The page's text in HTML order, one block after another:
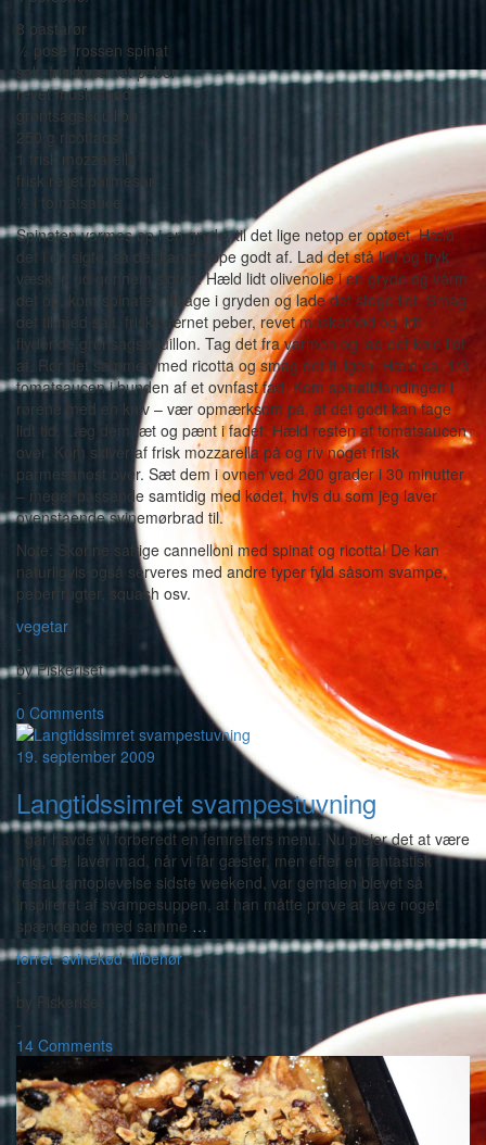
8 pastarør
½ pose frossen spinat
salt, friskkværnet peber
revet muskatnød
grøntsagsbouillon
250 g ricottaost
1 frisk mozzarella
frisk revet parmesan
½ l tomatsauce
Spinaten varmes op i en gryde, til det lige netop er optøet. Hæld
det i en sigte, så det kan dryppe godt af. Lad det stå lidt og tryk
væsken ud gennem sigten. Hæld lidt olivenolie i en gryde og varm
det op, kom spinaten tilbage i gryden og lade det stege lidt. Smag
det til med salt, friskkværnet peber, revet muskatnød og lidt
flydende grønsagsbouillon. Tag det fra varmen og lad det køle lidt
af. Rør det sammen med ricotta og smag det til igen. Hæld ca. 1/3
tomatsaucen i bunden af et ovnfast fad. Kom spinatblandingen i
rørene med en kniv – vær opmærksom på, at det godt kan tage
lidt tid. Læg dem tæt og pænt i fadet. Hæld resten af tomatsaucen
over. Kom skiver af frisk mozzarella på og riv noget frisk
parmesanost over. Sæt dem i ovnen ved 200 grader i 30 minutter
– meget passende samtidig med kødet, hvis du som jeg laver
ovenstående svinemørbrad til.
Note: Skønne saftige cannelloni med spinat og ricotta! De kan
naturligvis også serveres med andre typer fyld såsom svampe,
peberfrugter, squash osv.
vegetar
-
byPiskeriset
-
0 Comments
19. september 2009
Langtidssimret svampestuvning
I går havde vi forberedt en femretters menu. Nu plejer det at være
mig, der laver mad, når vi får gæster, men efter en fantastisk
restaurantoplevelse sidste weekend, var gemalen blevet så
inspireret af svampesuppen, at han måtte prøve at lave noget
spændende med samme …
forret,svinekød,tilbehør
-
by Piskeriset
-
14 Comments